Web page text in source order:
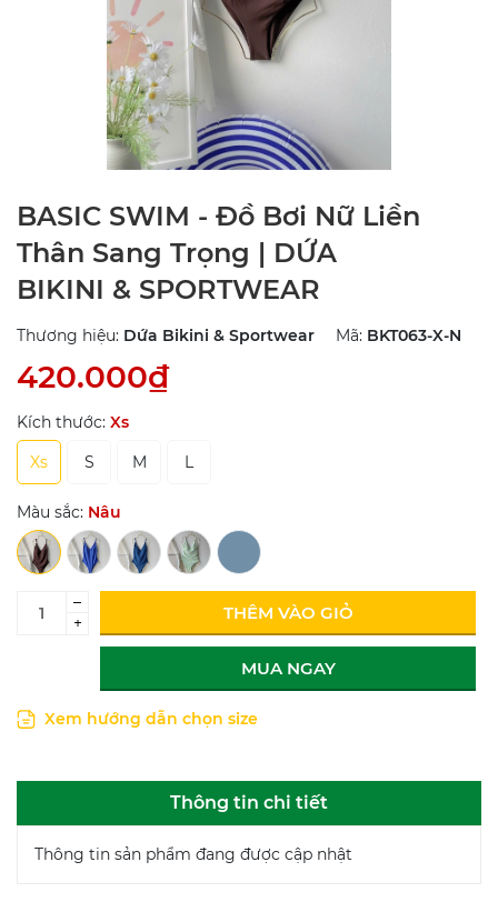
BASIC SWIM - Đồ Bơi Nữ Liền
Thân Sang Trọng | DỨA
BIKINI & SPORTWEAR
Thương hiệu: Dứa Bikini & Sportwear Mã: BKT063-X-N
420.000₫
Kích thước: Xs
Xs
S M L
Màu sắc: Nâu
–
+
THÊM VÀO GIỎ
MUA NGAY
Xem hướng dẫn chọn size
Thông tin chi tiết
Thông tin sản phẩm đang được cập nhật